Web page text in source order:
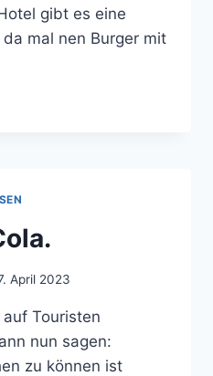
gibt es eine
mal nen Burger mit
April 2023
Touristen
nun sagen:
zu können ist